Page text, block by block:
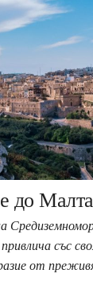
до Малта
със
от